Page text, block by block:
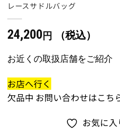
レースサドルバッグ
24,200 円 （税込）
お近くの取扱店舗をご紹介
お店へ行く
欠品中 お問い合わせはこち
お気に